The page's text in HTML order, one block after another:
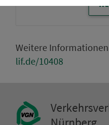
Weitere
lif.de/10408